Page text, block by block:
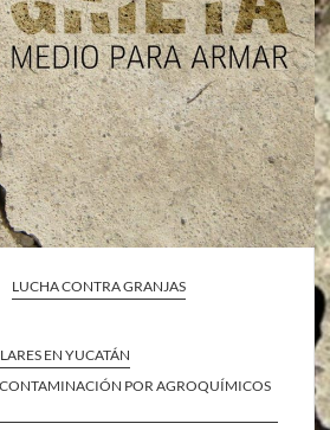
LUCHA CONTRA GRANJAS
EN YUCATÁN
CONTAMINACIÓN POR AGROQUÍMICOS